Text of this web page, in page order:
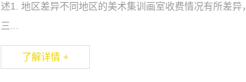
述1. 地区差异不同地区的美术集训画室收费情况有所差
三...
了解详情 +